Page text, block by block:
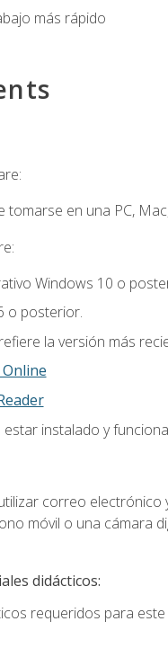
más rápido
tomarse en una PC,
Windows 10 o
o posterior.
la versión más
estar instalado y
correo
móvil o una cámara
didácticos:
requeridos para